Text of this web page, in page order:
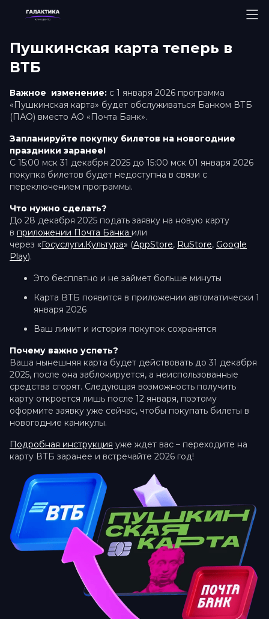
Пушкинская карта теперь в
ВТБ
Важное изменение: с 1 января 2026 программа
«Пушкинская карта» будет обслуживаться Банком ВТБ
(ПАО) вместо АО «Почта Банк».
Запланируйте покупку билетов на новогодние
праздники заранее!
С 15:00 мск 31 декабря 2025 до 15:00 мск 01 января 2026
покупка билетов будет недоступна в связи с
переключением программы.
Что нужно сделать?
До 28 декабря 2025 подать заявку на новую карту
в приложении Почта Банка или
через «Госуслуги.Культура» (AppStore, RuStore, Google
Play).
Это бесплатно и не займет больше минуты
Карта ВТБ появится в приложении автоматически 1
января 2026
Ваш лимит и история покупок сохранятся
Почему важно успеть?
Ваша нынешняя карта будет действовать до 31 декабря
2025, после она заблокируется, а неиспользованные
средства сгорят. Следующая возможность получить
карту откроется лишь после 12 января, поэтому
оформите заявку уже сейчас, чтобы покупать билеты в
новогодние каникулы.
Подробная инструкция уже ждет вас – переходите на
карту ВТБ заранее и встречайте 2026 год!